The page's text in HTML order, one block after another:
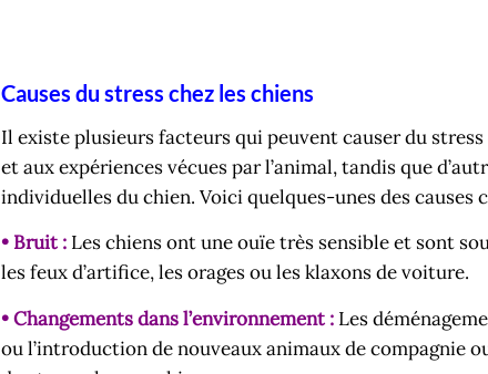
Causes du stress chez les chiens
Il existe plusieurs facteurs qui peuvent causer du
et aux expériences vécues par l’animal, tandis que
individuelles du chien. Voici quelques-unes des causes
• Bruit : Les chiens ont une ouïe très sensible et sont
les feux d’artifice, les orages ou les klaxons de voiture.
• Changements dans l’environnement : Les
ou l’introduction de nouveaux animaux de compagnie